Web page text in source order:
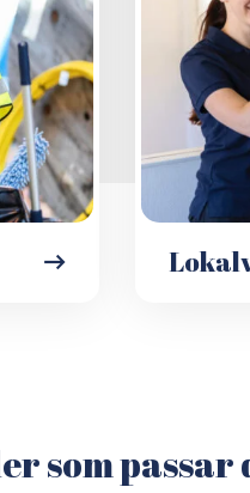
som passar